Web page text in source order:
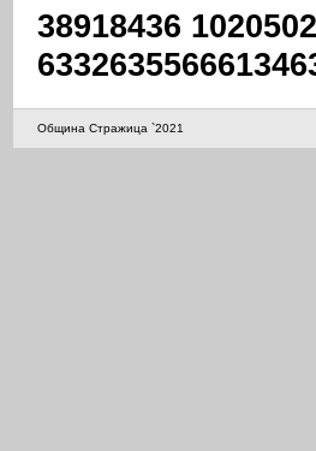
38918436
Община Стражица `2021